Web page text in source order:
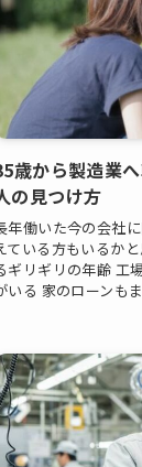
歳から製造業
の見つけ方
年働いた今の会社
ている方もいるか
ギリギリの年齢 工
いる 家のローンも